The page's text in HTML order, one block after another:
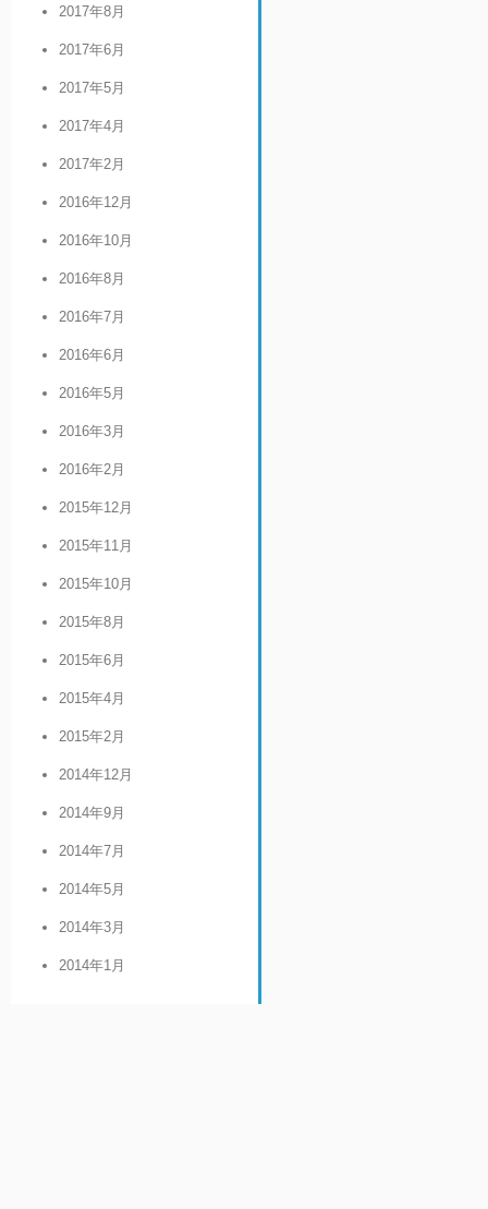
2017年8月
2017年6月
2017年5月
2017年4月
2017年2月
2016年12月
2016年10月
2016年8月
2016年7月
2016年6月
2016年5月
2016年3月
2016年2月
2015年12月
2015年11月
2015年10月
2015年8月
2015年6月
2015年4月
2015年2月
2014年12月
2014年9月
2014年7月
2014年5月
2014年3月
2014年1月